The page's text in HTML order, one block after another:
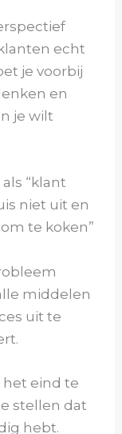
echt
je voorbij
en
je wilt
“klant
niet uit en
te koken”
middelen
uit te
het eind te
stellen dat
hebt.